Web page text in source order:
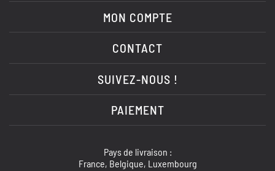
MON COMPTE
CONTACT
SUIVEZ-NOUS !
PAIEMENT
Pays de livraison :
France, Belgique, Luxembourg